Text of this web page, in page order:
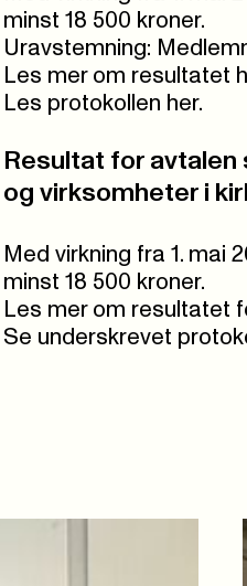
minst 18 500 kroner.
Uravstemning:
Les mer om resultatet
Les protokollen her.
Resultat for
og virksomheter i
Med virkning fra 1. mai
minst 18 500 kroner.
Les mer om resultatet
Se underskrevet